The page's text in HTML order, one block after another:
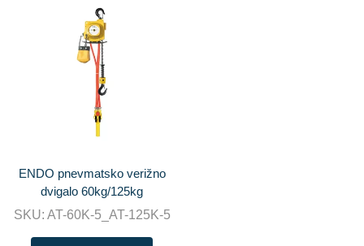
ENDO pnevmatsko verižno
dvigalo 60kg/125kg
SKU: AT-60K-5_AT-125K-5